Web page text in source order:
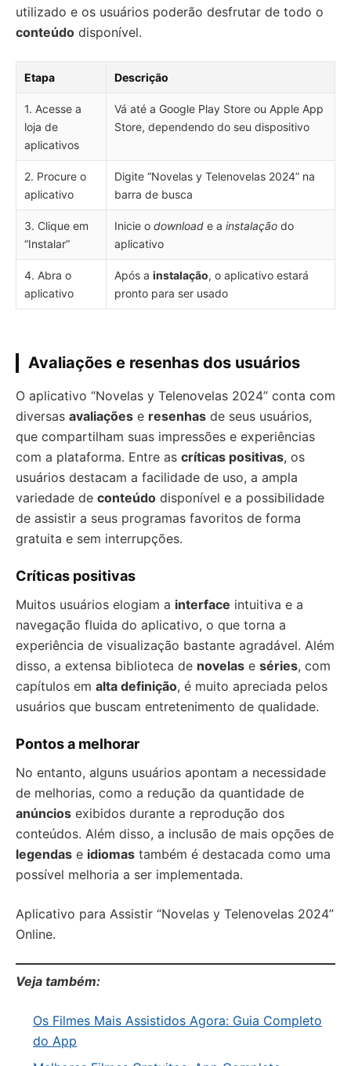
utilizado e os usuários poderão desfrutar de todo o
conteúdo disponível.
Etapa Descrição
1. Acesse a
loja de
aplicativos
Vá até a Google Play Store ou Apple App
Store, dependendo do seu dispositivo
2. Procure o
aplicativo
Digite “Novelas y Telenovelas 2024” na
barra de busca
3. Clique em
“Instalar”
Inicie o download e a instalação do
aplicativo
4. Abra o
aplicativo
Após a instalação, o aplicativo estará
pronto para ser usado
Avaliações e resenhas dos usuários
O aplicativo “Novelas y Telenovelas 2024” conta com
diversas avaliações e resenhas de seus usuários,
que compartilham suas impressões e experiências
com a plataforma. Entre as críticas positivas, os
usuários destacam a facilidade de uso, a ampla
variedade de conteúdo disponível e a possibilidade
de assistir a seus programas favoritos de forma
gratuita e sem interrupções.
Críticas positivas
Muitos usuários elogiam a interface intuitiva e a
navegação fluida do aplicativo, o que torna a
experiência de visualização bastante agradável. Além
disso, a extensa biblioteca de novelas e séries, com
capítulos em alta definição, é muito apreciada pelos
usuários que buscam entretenimento de qualidade.
Pontos a melhorar
No entanto, alguns usuários apontam a necessidade
de melhorias, como a redução da quantidade de
anúncios exibidos durante a reprodução dos
conteúdos. Além disso, a inclusão de mais opções de
legendas e idiomas também é destacada como uma
possível melhoria a ser implementada.
Aplicativo para Assistir “Novelas y Telenovelas 2024”
Online.
Veja também:
Os Filmes Mais Assistidos Agora: Guia Completo
do App